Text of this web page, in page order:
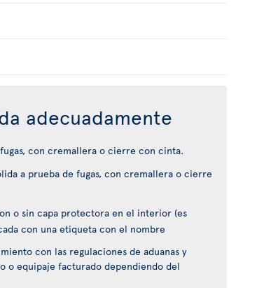
adecuadamente
con cremallera o cierre con cinta.
a prueba de fugas, con cremallera o cierre
o sin capa protectora en el interior (es
con una etiqueta con el nombre
con las regulaciones de aduanas y
o equipaje facturado dependiendo del